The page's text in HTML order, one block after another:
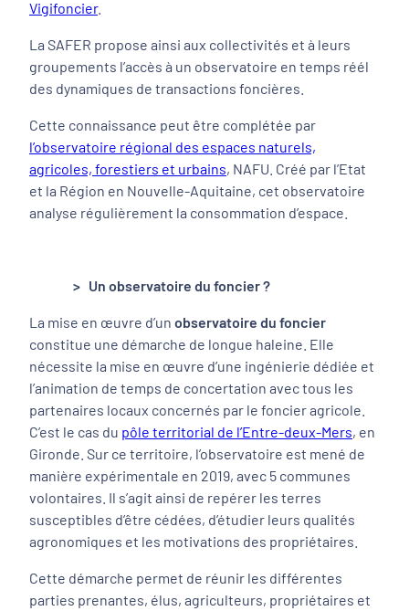
Vigifoncier.
La SAFER propose ainsi aux collectivités et à leurs
groupements l’accès à un observatoire en temps réél
des dynamiques de transactions foncières.
Cette connaissance peut être complétée par
l’observatoire régional des espaces naturels,
agricoles, forestiers et urbains, NAFU. Créé par l’Etat
et la Région en Nouvelle-Aquitaine, cet observatoire
analyse régulièrement la consommation d’espace.
> Un observatoire du foncier ?
La mise en œuvre d’un observatoire du foncier
constitue une démarche de longue haleine. Elle
nécessite la mise en œuvre d’une ingénierie dédiée et
l’animation de temps de concertation avec tous les
partenaires locaux concernés par le foncier agricole.
C’est le cas du pôle territorial de l’Entre-deux-Mers, en
Gironde. Sur ce territoire, l’observatoire est mené de
manière expérimentale en 2019, avec 5 communes
volontaires. Il s’agit ainsi de repérer les terres
susceptibles d’être cédées, d’étudier leurs qualités
agronomiques et les motivations des propriétaires.
Cette démarche permet de réunir les différentes
parties prenantes, élus, agriculteurs, propriétaires et